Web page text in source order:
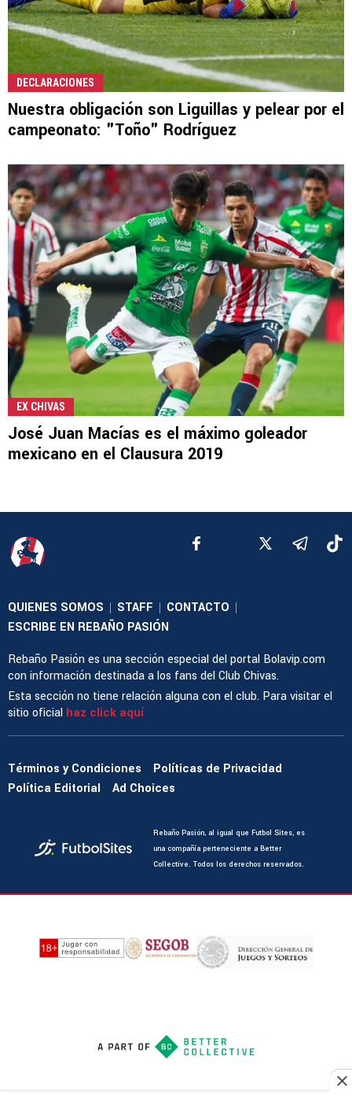
DECLARACIONES
Nuestra obligación son Liguillas y pelear por el
campeonato: "Toño" Rodríguez
EX CHIVAS
José Juan Macías es el máximo goleador
mexicano en el Clausura 2019
QUIENES SOMOS | STAFF | CONTACTO |
ESCRIBE EN REBAÑO PASIÓN
Rebaño Pasión es una sección especial del portal Bolavip.com
con información destinada a los fans del Club Chivas.
Esta sección no tiene relación alguna con el club. Para visitar el
sitio oficial haz click aquí
Términos y Condiciones
Políticas de Privacidad
Política Editorial
Ad Choices
Rebaño Pasión, al igual que Futbol Sites, es
una compañía perteneciente a Better
Collective. Todos los derechos reservados.